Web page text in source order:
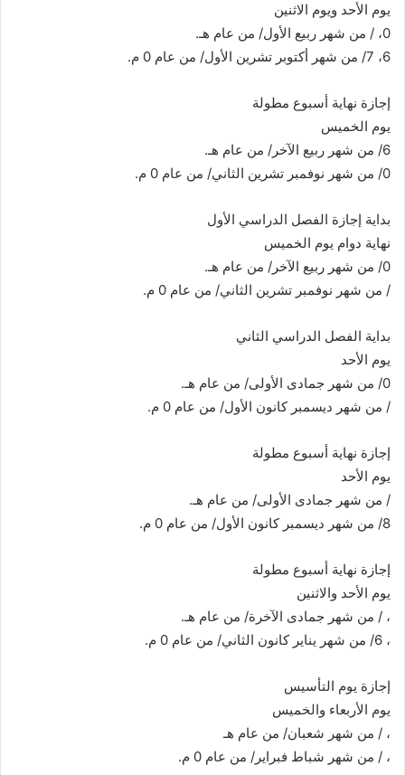
يوم الأحد ويوم الاثنين
0، / من شهر ربيع الأول/ من عام هـ.
6، 7/ من شهر أكتوبر تشرين الأول/ من عام 0 م.
إجازة نهاية أسبوع مطولة
يوم الخميس
6/ من شهر ربيع الآخر/ من عام هـ.
0/ من شهر نوفمبر تشرين الثاني/ من عام 0 م.
بداية إجازة الفصل الدراسي الأول
نهاية دوام يوم الخميس
0/ من شهر ربيع الآخر/ من عام هـ.
/ من شهر نوفمبر تشرين الثاني/ من عام 0 م.
بداية الفصل الدراسي الثاني
يوم الأحد
0/ من شهر جمادى الأولى/ من عام هـ.
/ من شهر ديسمبر كانون الأول/ من عام 0 م.
إجازة نهاية أسبوع مطولة
يوم الأحد
/ من شهر جمادى الأولى/ من عام هـ.
8/ من شهر ديسمبر كانون الأول/ من عام 0 م.
إجازة نهاية أسبوع مطولة
يوم الأحد والاثنين
، / من شهر جمادى الآخرة/ من عام هـ.
، 6/ من شهر يناير كانون الثاني/ من عام 0 م.
إجازة يوم التأسيس
يوم الأربعاء والخميس
، / من شهر شعبان/ من عام هـ
، / من شهر شباط فبراير/ من عام 0 م.